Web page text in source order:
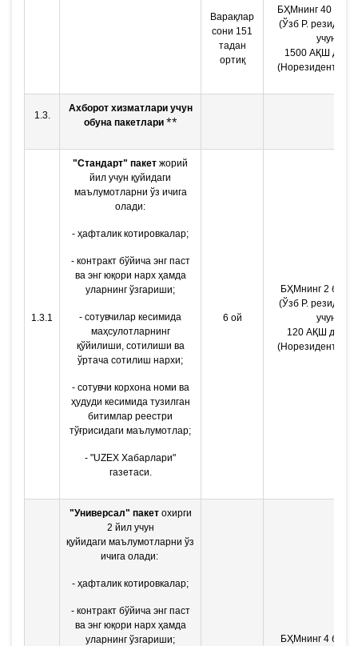
Варақлар
сони 151
тадан
ортиқ
БҲМнинг 40
(Ўзб Р.
учун)
1500 АҚШ
(Норезидентлар
1.3.
Ахборот хизматлари учун
обуна пакетлари **
1.3.1
"Стандарт" пакет жорий
йил учун қуйидаги
маълумотларни ўз ичига
олади:
- ҳафталик котировкалар;
- контракт бўйича энг паст
ва энг юқори нарх ҳамда
уларнинг ўзгариши;
- сотувчилар кесимида
маҳсулотларнинг
қўйилиши, сотилиши ва
ўртача сотилиш нархи;
- сотувчи корхона номи ва
ҳудуди кесимида тузилган
битимлар реестри
тўғрисидаги маълумотлар;
- "UZEX Хабарлари"
газетаси.
6 ой
БҲМнинг 2
(Ўзб Р.
учун)
120 АҚШ
(Норезидентлар
"Универсал" пакетохирги
2 йил учун
қуйидаги маълумотларни ўз
ичига олади:
- ҳафталик котировкалар;
- контракт бўйича энг паст
ва энг юқори нарх ҳамда
уларнинг ўзгариши;
БҲМнинг 4